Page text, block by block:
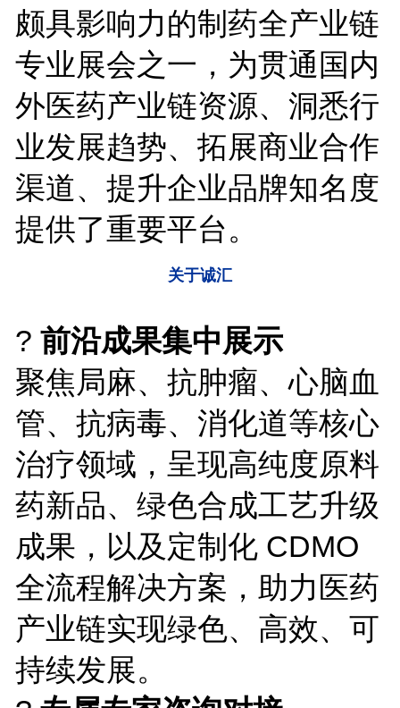
颇具影响力的制药全产业链
专业展会之一，为贯通国内
外医药产业链资源、洞悉行
业发展趋势、拓展商业合作
渠道、提升企业品牌知名度
提供了重要平台。
关于诚汇
? 前沿成果集中展示
聚焦局麻、抗肿瘤、心脑血
管、抗病毒、消化道等核心
治疗领域，呈现高纯度原料
药新品、绿色合成工艺升级
成果，以及定制化 CDMO
全流程解决方案，助力医药
产业链实现绿色、高效、可
持续发展。